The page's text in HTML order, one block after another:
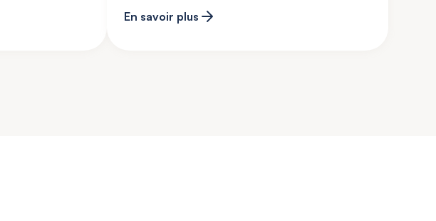
En savoir plus